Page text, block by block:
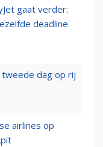
gaat verder:
deadline
dag op rij
airlines op